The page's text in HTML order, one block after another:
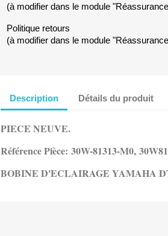
(à modifier dans le module
Politique retours
(à modifier dans le module
Description Détails du produit
PIECE NEUVE.
Référence Pièce: 30W-81313-M0,
BOBINE D'ECLAIRAGE YAMAHA